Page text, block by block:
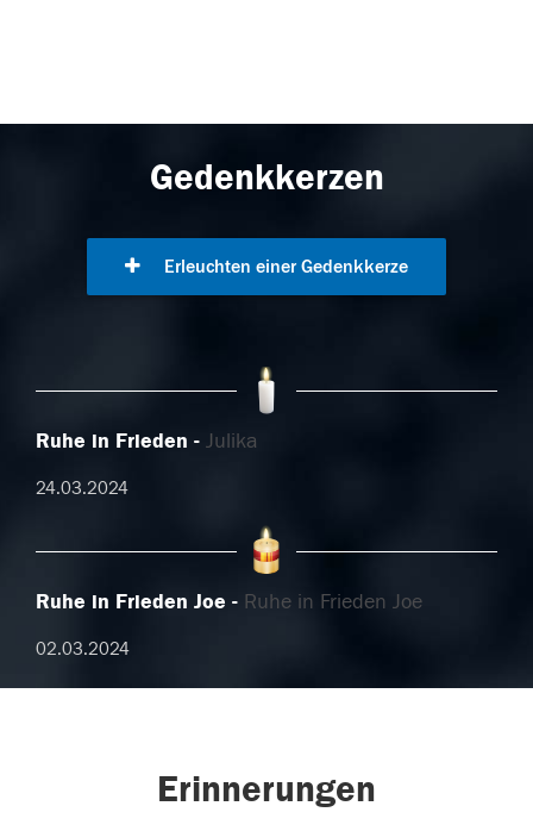
Gedenkkerzen
Erleuchten einer Gedenkkerze
Ruhe in Frieden Julika
24.03.2024
Ruhe in Frieden Joe Ruhe in Frieden Joe
02.03.2024
Erinnerungen